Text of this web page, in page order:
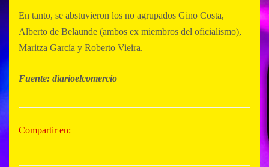
En tanto, se abstuvieron los no agrupados Gino Costa,
Alberto de Belaunde (ambos ex miembros del oficialismo),
Maritza García y Roberto Vieira.
Fuente: diarioelcomercio
Compartir en: